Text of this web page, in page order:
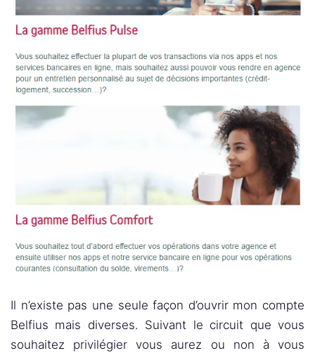
Il n’existe pas une seule façon d’ouvrir mon compte
Belfius mais diverses. Suivant le circuit que vous
souhaitez privilégier vous aurez ou non à vous